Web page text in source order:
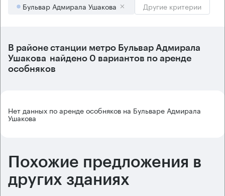
Бульвар Адмирала Ушакова Другие критерии
В районе станции метро Бульвар Адмирала
Ушакова найдено 0 вариантов по аренде
особняков
Нет данных по аренде особняков на Бульваре Адмирала
Ушакова
Похожие предложения в
других зданиях